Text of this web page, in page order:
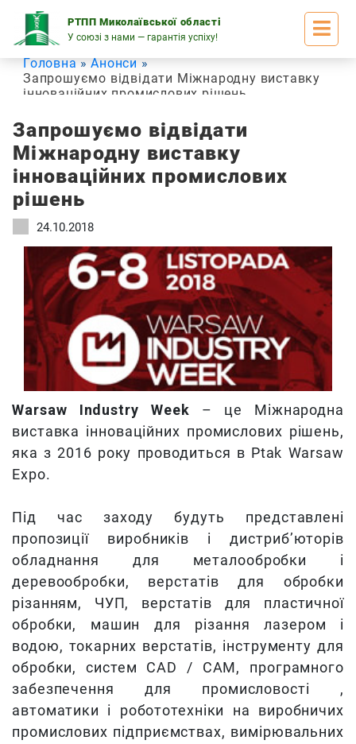
РТПП Миколаївської області
У союзі з нами — гарантія успіху!
content
Головна
Анонси
Запрошуємо відвідати Міжнародну виставку
інноваційних промислових рішень
Запрошуємо відвідати
Міжнародну виставку
інноваційних промислових
рішень
24.10.2018
Warsaw Industry Week – це Міжнародна
виставка інноваційних промислових рішень,
яка з 2016 року проводиться в Ptak Warsaw
Expo.
Під час заходу будуть представлені
пропозиції виробників і дистриб’юторів
обладнання для металообробки і
деревообробки, верстатів для обробки
різанням, ЧУП, верстатів для пластичної
обробки, машин для різання лазером і
водою, токарних верстатів, інструменту для
обробки, систем CAD / CAM, програмного
забезпечення для промисловості ,
автоматики і робототехніки на виробничих
промислових підприємствах, вимірювальних